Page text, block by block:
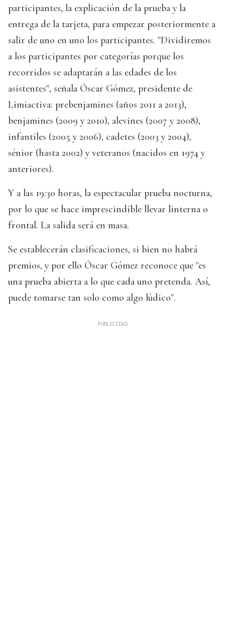
participantes, la explicación de la prueba y la
entrega de la tarjeta, para empezar posteriormente a
salir de uno en uno los participantes. "Dividiremos
a los participantes por categorías porque los
recorridos se adaptarán a las edades de los
asistentes", señala Óscar Gómez, presidente de
Limiactiva: prebenjamines (años 2011 a 2013),
benjamines (2009 y 2010), alevines (2007 y 2008),
infantiles (2005 y 2006), cadetes (2003 y 2004),
sénior (hasta 2002) y veteranos (nacidos en 1974 y
anteriores).
Y a las 19:30 horas, la espectacular prueba nocturna,
por lo que se hace imprescindible llevar linterna o
frontal. La salida será en masa.
Se establecerán clasificaciones, si bien no habrá
premios, y por ello Óscar Gómez reconoce que "es
una prueba abierta a lo que cada uno pretenda. Así,
puede tomarse tan solo como algo lúdico".